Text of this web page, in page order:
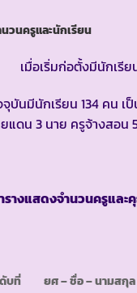
วนครูและนักเรียน
เริ่มก่อตั้งมีนักเรียน
บันมีนักเรียน 134 คน เ
แดน 3 นาย ครูจ้างสอน
รางแสดงจำนวนครูแล
บที่ ยศ– ชื่อ – นามสกุล